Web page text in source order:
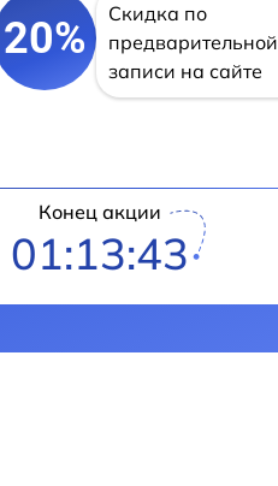
20%
Скидка по
предварительной
записи на сайте
Конец акции
01:13:42